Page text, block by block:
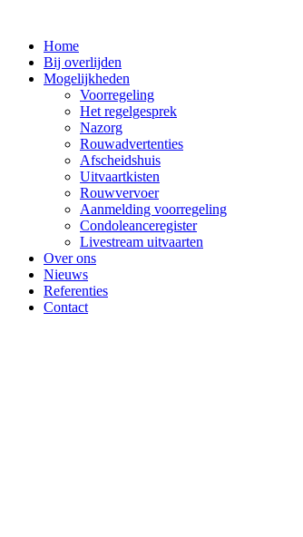
inhoud
Home
Bij overlijden
Mogelijkheden
Voorregeling
Het regelgesprek
Nazorg
Rouwadvertenties
Afscheidshuis
Uitvaartkisten
Rouwvervoer
Aanmelding voorregeling
Condoleanceregister
Livestream uitvaarten
Over ons
Nieuws
Referenties
Contact